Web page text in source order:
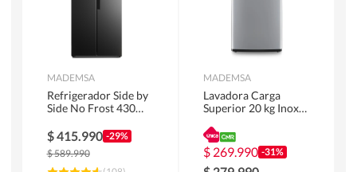
MADEMSA
Refrigerador Side by
Side No Frost 430
MAS430B
$415.990 -29%
$589.990
MADEMSA
Lavadora Carga
Superior 20 kg Inox
$ 269.990 -31%